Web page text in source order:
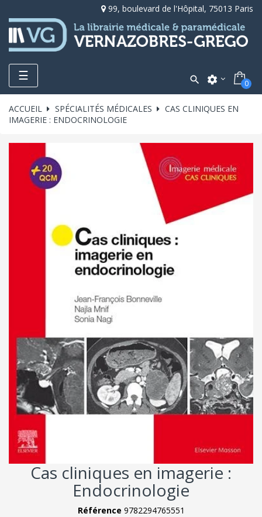
99, boulevard de l'Hôpital, 75013 Paris
Toggle
navigation
☰  settings 0
ACCUEIL SPÉCIALITÉS MÉDICALES
CAS CLINIQUES EN
IMAGERIE : ENDOCRINOLOGIE
Cas cliniques en imagerie :
Endocrinologie
Référence 9782294765551